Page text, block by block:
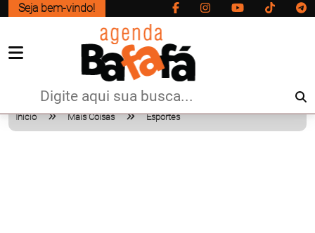
Seja bem-vindo!
Início Mais Coisas Esportes